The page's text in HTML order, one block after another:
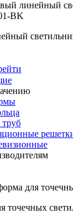
точечных